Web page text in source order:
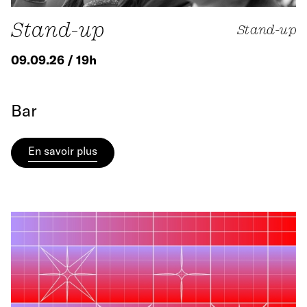
Stand-up Stand-up
09.09.26 / 19h
Bar
En savoir plus